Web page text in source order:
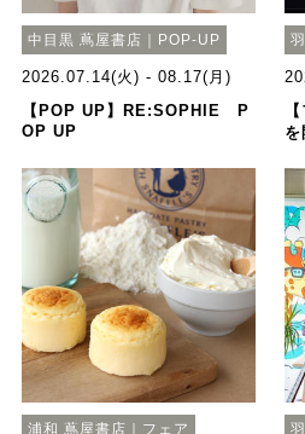
中目黒 蔦屋書店｜POP-UP
2026.07.14(火) - 08.17(月)
【POP UP】RE:SOPHIE P
OP UP
浦和 蔦屋書店｜フェア